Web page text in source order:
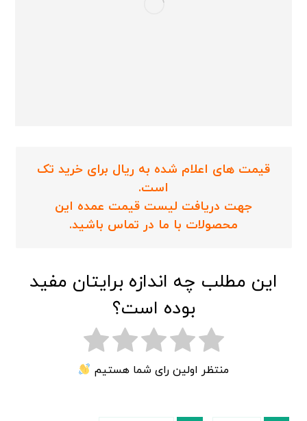
قیمت های اعلام شده به ریال برای خرید تک
است.
جهت دریافت لیست قیمت عمده این
محصولات با ما در تماس باشید.
این مطلب چه اندازه برایتان مفید
بوده است؟
منتظر اولین رای شما هستیم